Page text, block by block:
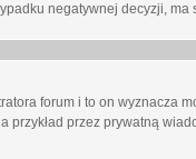
negatywnej decyzji, ma
forum i to on wyznacza
przykład przez prywatną